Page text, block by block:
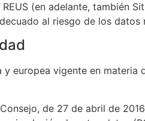
(en adelante, también
al riesgo de los datos
europea vigente en
de 27 de abril de